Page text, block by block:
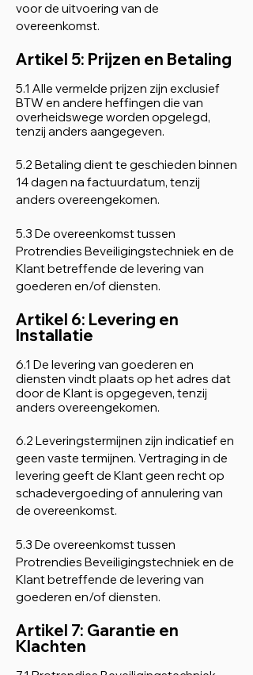
voor de uitvoering van de
overeenkomst.
Artikel 5: Prijzen en Betaling
5.1 Alle vermelde prijzen zijn exclusief
BTW en andere heffingen die van
overheidswege worden opgelegd,
tenzij anders aangegeven.
5.2 Betaling dient te geschieden binnen
14 dagen na factuurdatum, tenzij
anders overeengekomen.
5.3 De overeenkomst tussen
Protrendies Beveiligingstechniek en de
Klant betreffende de levering van
goederen en/of diensten.
Artikel 6: Levering en
Installatie
6.1 De levering van goederen en
diensten vindt plaats op het adres dat
door de Klant is opgegeven, tenzij
anders overeengekomen.
6.2 Leveringstermijnen zijn indicatief en
geen vaste termijnen. Vertraging in de
levering geeft de Klant geen recht op
schadevergoeding of annulering van
de overeenkomst.
5.3 De overeenkomst tussen
Protrendies Beveiligingstechniek en de
Klant betreffende de levering van
goederen en/of diensten.
Artikel 7: Garantie en
Klachten